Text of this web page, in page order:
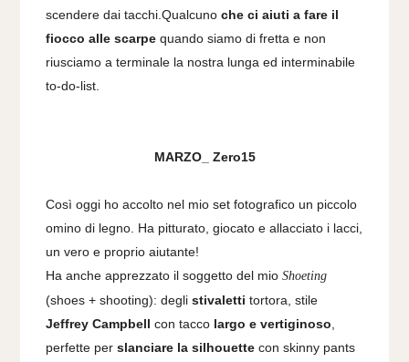
scendere dai tacchi.Qualcunoche ci aiuti a fare il
fiocco alle scarpe quando siamo di fretta e non
riusciamo a terminale la nostra lunga ed interminabile
to-do-list.
MARZO_ Zero15
Così oggi ho accolto nel mio set fotografico un piccolo
omino di legno. Ha pitturato, giocato e allacciato i lacci,
un vero e proprio aiutante!
Ha anche apprezzato il soggetto del mioShoeting
(shoes + shooting): deglistivaletti tortora, stile
Jeffrey Campbell con tacco largo e vertiginoso,
perfette perslanciare la silhouette con skinny pants